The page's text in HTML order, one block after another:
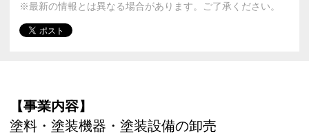
※最新の情報とは異なる場合があります。ご了承ください。
【事業内容】
塗料・塗装機器・塗装設備の卸売